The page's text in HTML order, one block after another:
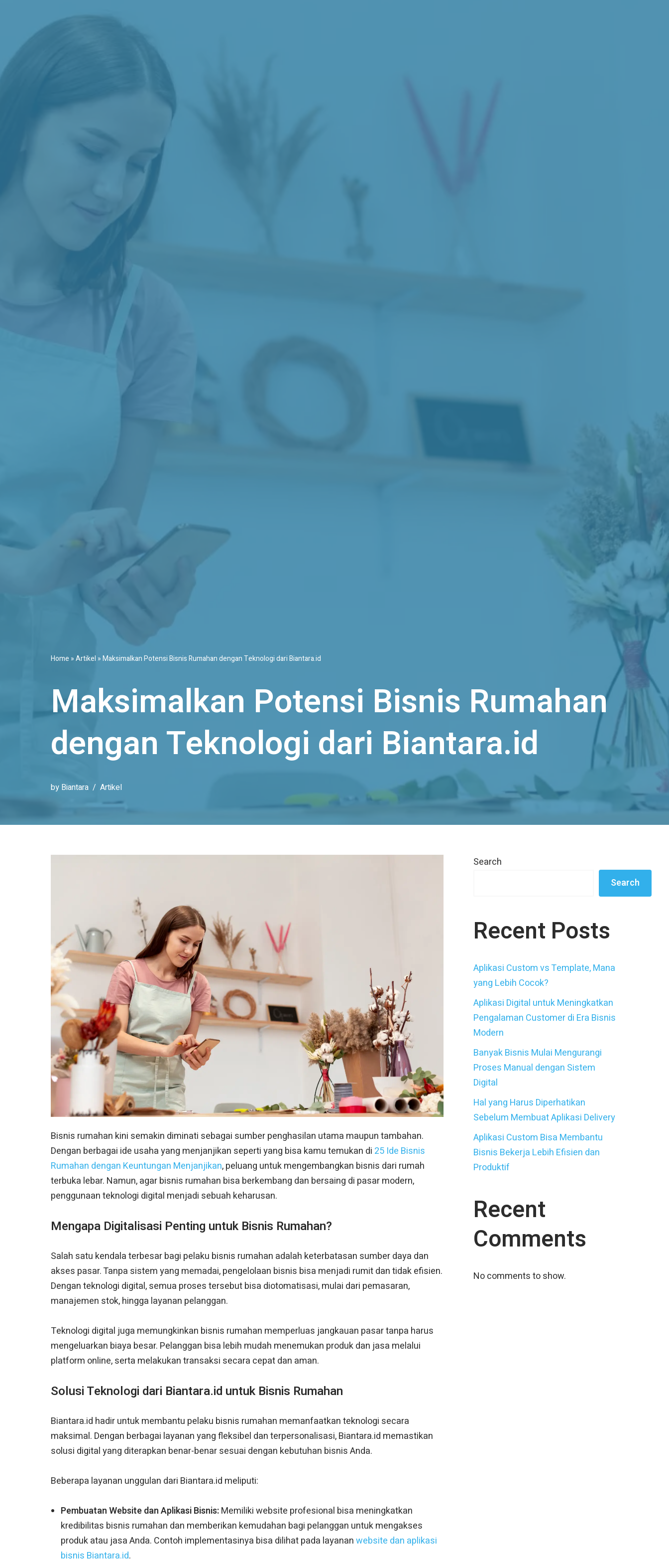
Home »Artikel »Maksimalkan Potensi Bisnis Rumahan dengan Teknologi dari Biantara.id
Maksimalkan Potensi Bisnis Rumahan
dengan Teknologi dari Biantara.id
by Biantara Artikel
Bisnis rumahan kini semakin diminati sebagai sumber penghasilan utama maupun tambahan.
Dengan berbagai ide usaha yang menjanjikan seperti yang bisa kamu temukan di 25 Ide Bisnis
Rumahan dengan Keuntungan Menjanjikan, peluang untuk mengembangkan bisnis dari rumah
terbuka lebar. Namun, agar bisnis rumahan bisa berkembang dan bersaing di pasar modern,
penggunaan teknologi digital menjadi sebuah keharusan.
Mengapa Digitalisasi Penting untuk Bisnis Rumahan?
Salah satu kendala terbesar bagi pelaku bisnis rumahan adalah keterbatasan sumber daya dan
akses pasar. Tanpa sistem yang memadai, pengelolaan bisnis bisa menjadi rumit dan tidak efisien.
Dengan teknologi digital, semua proses tersebut bisa diotomatisasi, mulai dari pemasaran,
manajemen stok, hingga layanan pelanggan.
Teknologi digital juga memungkinkan bisnis rumahan memperluas jangkauan pasar tanpa harus
mengeluarkan biaya besar. Pelanggan bisa lebih mudah menemukan produk dan jasa melalui
platform online, serta melakukan transaksi secara cepat dan aman.
Solusi Teknologi dari Biantara.id untuk Bisnis Rumahan
Biantara.id hadir untuk membantu pelaku bisnis rumahan memanfaatkan teknologi secara
maksimal. Dengan berbagai layanan yang fleksibel dan terpersonalisasi, Biantara.id memastikan
solusi digital yang diterapkan benar-benar sesuai dengan kebutuhan bisnis Anda.
Beberapa layanan unggulan dari Biantara.id meliputi:
Pembuatan Website dan Aplikasi Bisnis:Memiliki website profesional bisa meningkatkan
kredibilitas bisnis rumahan dan memberikan kemudahan bagi pelanggan untuk mengakses
produk atau jasa Anda. Contoh implementasinya bisa dilihat pada layananwebsite dan aplikasi
bisnis Biantara.id.
Search
Search
Recent Posts
Aplikasi Custom vs Template, Mana
yang Lebih Cocok?
Aplikasi Digital untuk Meningkatkan
Pengalaman Customer di Era Bisnis
Modern
Banyak Bisnis Mulai Mengurangi
Proses Manual dengan Sistem
Digital
Hal yang Harus Diperhatikan
Sebelum Membuat Aplikasi Delivery
Aplikasi Custom Bisa Membantu
Bisnis Bekerja Lebih Efisien dan
Produktif
Recent
Comments
No comments to show.